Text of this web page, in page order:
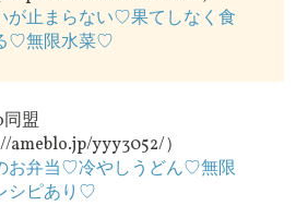
が止まらない♡果てしなく食
♡無限水菜♡
盟
ameblo.jp/yyy3052/）
お弁当♡冷やしうどん♡無限
シピあり♡